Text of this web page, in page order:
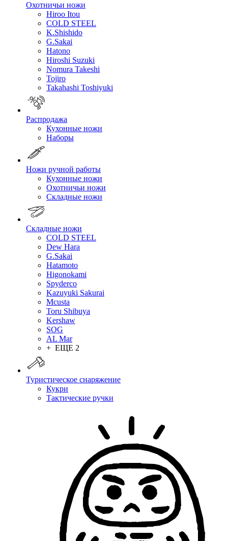
Охотничьи ножи
Hiroo Itou
COLD STEEL
K.Shishido
G.Sakai
Hatono
Hiroshi Suzuki
Nomura Takeshi
Tojiro
Takahashi Toshiyuki
Распродажа
Кухонные ножи
Наборы
Ножи ручной работы
Кухонные ножи
Охотничьи ножи
Складные ножи
Складные ножи
COLD STEEL
Dew Hara
G.Sakai
Hatamoto
Higonokami
Spyderco
Kazuyuki Sakurai
Mcusta
Toru Shibuya
Kershaw
SOG
AL Mar
+ ЕЩЕ 2
Туристическое снаряжение
Кукри
Тактические ручки